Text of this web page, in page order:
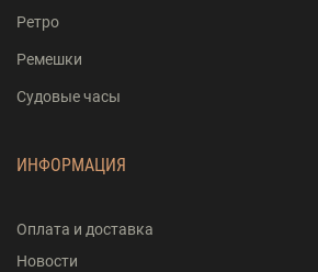
Ретро
Ремешки
Судовые часы
ИНФОРМАЦИЯ
Оплата и доставка
Новости